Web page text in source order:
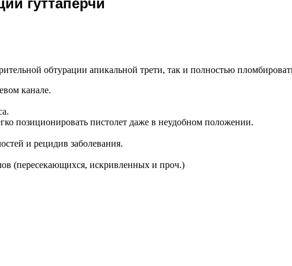
гуттаперчи
обтурации апикальной трети, так и полностью
канале.
позиционировать пистолет даже в неудобном положении.
и рецидив заболевания.
(пересекающихся, искривленных и проч.)